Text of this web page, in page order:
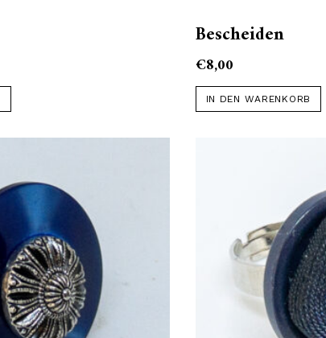
Bescheiden
€8,00
IN DEN WARENKORB